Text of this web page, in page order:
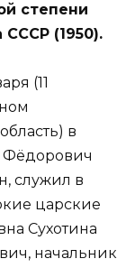
степени
СССР (1950).
(11
в
Фёдорович
служил в
царские
Сухотина
начальник